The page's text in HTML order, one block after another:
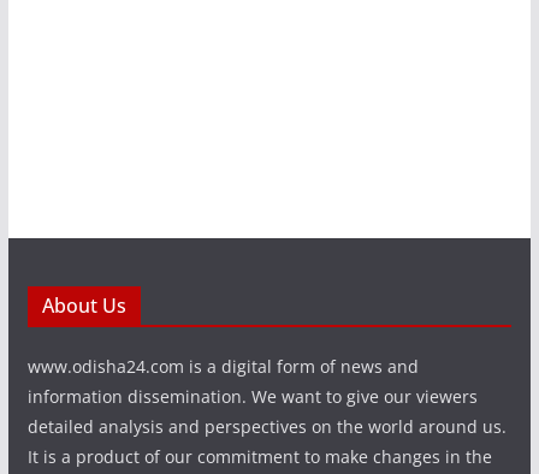
About Us
www.odisha24.com is a digital form of news and
information dissemination. We want to give our viewers
detailed analysis and perspectives on the world around us.
It is a product of our commitment to make changes in the